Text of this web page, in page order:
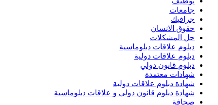
جامعات
جرافيك
حقوق الانسان
حل المشكلات
دبلوم علاقات دبلوماسية
دبلوم علاقات دولية
دبلوم قانون دولي
شهادات معتمدة
شهادة دبلوم علاقات دولية
شهادة دبلوم قانون دولي و علاقات دبلوماسية
صحافة